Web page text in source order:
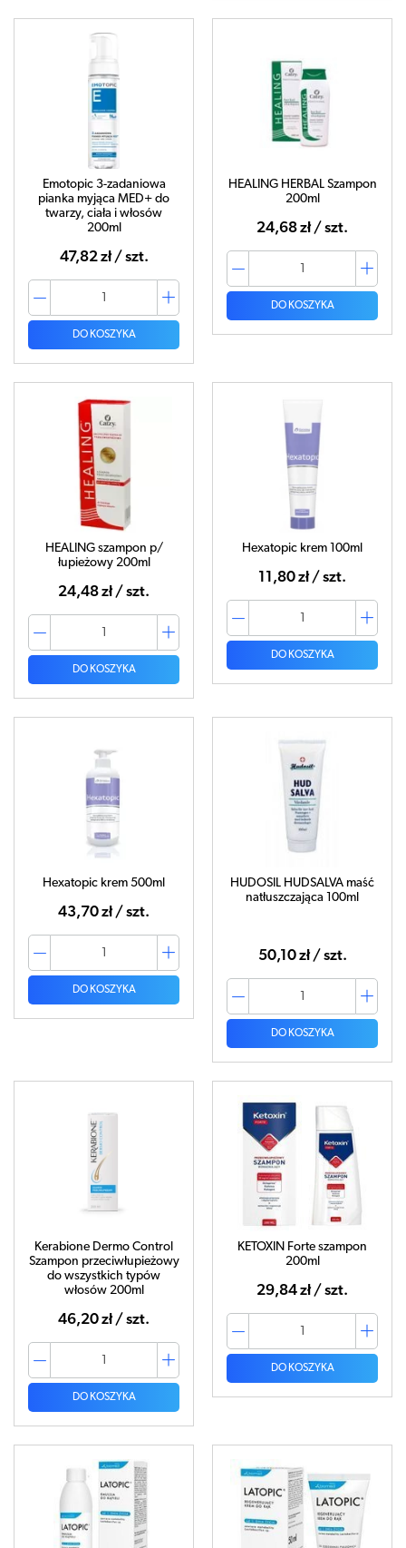
Emotopic 3-zadaniowa
pianka myjąca MED+ do
twarzy, ciała i włosów
200ml
47,82 zł / szt.
DO KOSZYKA
HEALING HERBAL Szampon
200ml
24,68 zł / szt.
DO KOSZYKA
HEALING szampon p/
łupieżowy 200ml
24,48 zł / szt.
DO KOSZYKA
Hexatopic krem 100ml
11,80 zł / szt.
DO KOSZYKA
Hexatopic krem 500ml
43,70 zł / szt.
DO KOSZYKA
HUDOSIL HUDSALVA maść
natłuszczająca 100ml
50,10 zł / szt.
DO KOSZYKA
Kerabione Dermo Control
Szampon przeciwłupieżowy
do wszystkich typów
włosów 200ml
46,20 zł / szt.
DO KOSZYKA
KETOXIN Forte szampon
200ml
29,84 zł / szt.
DO KOSZYKA